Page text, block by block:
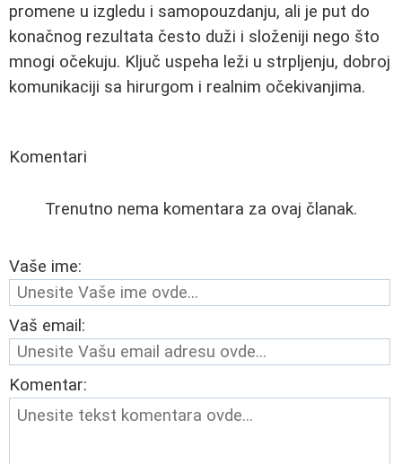
promene u izgledu i samopouzdanju, ali je put do
konačnog rezultata često duži i složeniji nego što
mnogi očekuju. Ključ uspeha leži u strpljenju, dobroj
komunikaciji sa hirurgom i realnim očekivanjima.
Komentari
Trenutno nema komentara za ovaj članak.
Vaše ime:
Vaš email:
Komentar: